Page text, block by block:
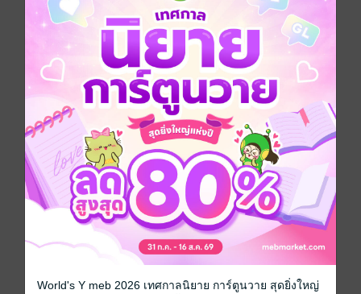
แต่ในเมื่อสวรรค์ให้โอกาสข้ากลับคืนสู่วิถีเซียนอีกครั้ง..
ข้าก็จะขอคว้ามันเอาไว้!
ตำรับปรุงยาโบราณ ‘หยกไหมโลหิต’ จงสำแดงฤทธา
ปลุกพลังวิญญาณและพาข้าบรรลุระดับขั้นนักยุทธ์ผู้ยิ่ง
ใหญ่เสีย!
“ตาเฒ่าซวนหยวน เฒ่าพิสดารฉิน.. พวกเจ้ารอข้าก่อน
เถอะ!
ข้าจะกลับไปสะสางหนี้แค้นให้สาสมกับการทรยศหักหลัง
ของพวกเจ้าเอง!”"
หนังสือแปล กำลังภายใน แฟนตาซี
World's Y meb 2026 เทศกาลนิยาย การ์ตูนวาย สุดยิ่งใหญ่